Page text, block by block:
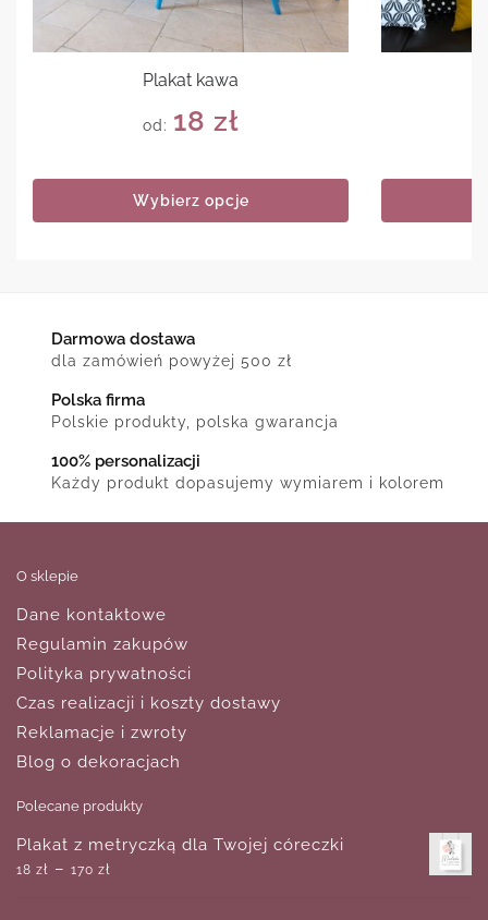
Plakat kawa
od: 18 zł
Wybierz opcje
Darmowa dostawa
dla zamówień powyżej 500 zł
Polska firma
Polskie produkty, polska gwarancja
100% personalizacji
Każdy produkt dopasujemy wymiarem i kolorem
O sklepie
Dane kontaktowe
Regulamin zakupów
Polityka prywatności
Czas realizacji i koszty dostawy
Reklamacje i zwroty
Blog o dekoracjach
Polecane produkty
Plakat z metryczką dla Twojej córeczki
18 zł – 170 zł